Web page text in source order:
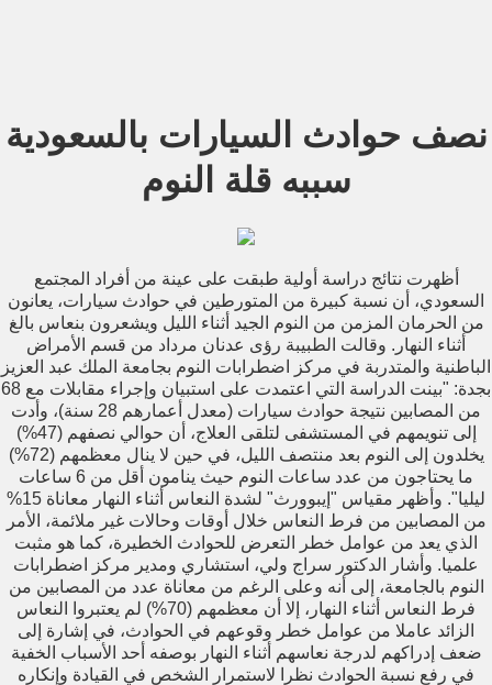
نصف حوادث السيارات بالسعودية
سببه قلة النوم
أظهرت نتائج دراسة أولية طبقت على عينة من أفراد المجتمع
السعودي، أن نسبة كبيرة من المتورطين في حوادث سيارات، يعانون
من الحرمان المزمن من النوم الجيد أثناء الليل ويشعرون بنعاس بالغ
أثناء النهار. وقالت الطبيبة رؤى عدنان مرداد من قسم الأمراض
الباطنية والمتدربة في مركز اضطرابات النوم بجامعة الملك عبد العزيز
بجدة: "بينت الدراسة التي اعتمدت على استبيان وإجراء مقابلات مع 68
من المصابين نتيجة حوادث سيارات (معدل أعمارهم 28 سنة)، وأدت
إلى تنويمهم في المستشفى لتلقى العلاج، أن حوالي نصفهم (47%)
يخلدون إلى النوم بعد منتصف الليل، في حين لا ينال معظمهم (72%)
ما يحتاجون من عدد ساعات النوم حيث ينامون أقل من 6 ساعات
ليليا". وأظهر مقياس "إيبوورث" لشدة النعاس أثناء النهار معاناة 15%
من المصابين من فرط النعاس خلال أوقات وحالات غير ملائمة، الأمر
الذي يعد من عوامل خطر التعرض للحوادث الخطيرة، كما هو مثبت
علميا. وأشار الدكتور سراج ولي، استشاري ومدير مركز اضطرابات
النوم بالجامعة، إلى أنه وعلى الرغم من معاناة عدد من المصابين من
فرط النعاس أثناء النهار، إلا أن معظمهم (70%) لم يعتبروا النعاس
الزائد عاملا من عوامل خطر وقوعهم في الحوادث، في إشارة إلى
ضعف إدراكهم لدرجة نعاسهم أثناء النهار بوصفه أحد الأسباب الخفية
في رفع نسبة الحوادث نظرا لاستمرار الشخص في القيادة وإنكاره